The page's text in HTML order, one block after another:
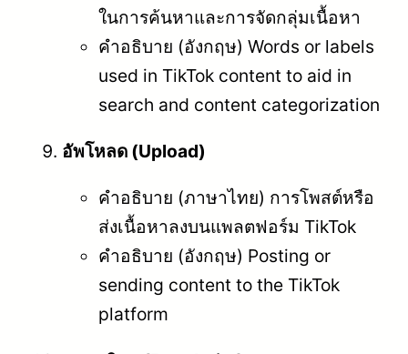
ในการค้นหาและการจัดกลุ่มเนื้อหา
คำอธิบาย (อังกฤษ) Words or labels
used in TikTok content to aid in
search and content categorization
อัพโหลด (Upload)
คำอธิบาย (ภาษาไทย) การโพสต์หรือ
ส่งเนื้อหาลงบนแพลตฟอร์ม TikTok
คำอธิบาย (อังกฤษ) Posting or
sending content to the TikTok
platform